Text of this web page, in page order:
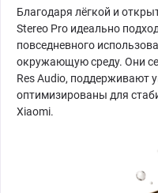
Благодаря лёгкой и
Stereo Pro идеально
повседневного
окружающую среду. Они
Res Audio, поддерживают
оптимизированы для
Xiaomi.